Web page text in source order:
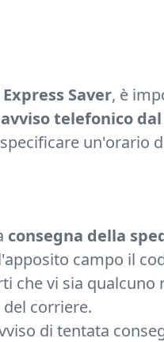
Saver, è
telefonico
un'orario
consegna della
campo il
che vi sia qualcuno
corriere.
di tentata